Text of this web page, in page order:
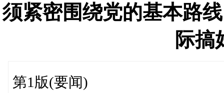
须紧密围绕党的基本路
际搞
第1版(要闻)